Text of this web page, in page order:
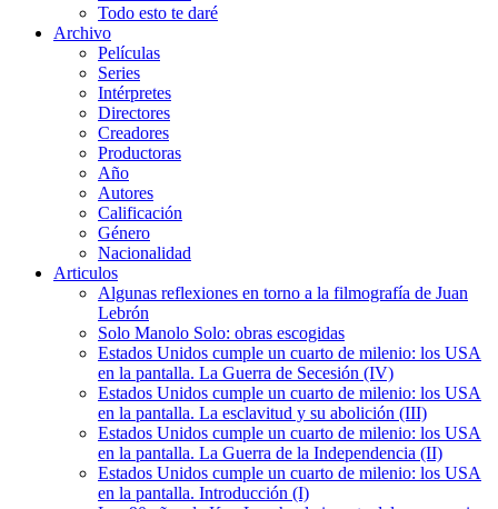
Todo esto te daré
Archivo
Películas
Series
Intérpretes
Directores
Creadores
Productoras
Año
Autores
Calificación
Género
Nacionalidad
Articulos
Algunas reflexiones en torno a la filmografía de Juan
Lebrón
Solo Manolo Solo: obras escogidas
Estados Unidos cumple un cuarto de milenio: los USA
en la pantalla. La Guerra de Secesión (IV)
Estados Unidos cumple un cuarto de milenio: los USA
en la pantalla. La esclavitud y su abolición (III)
Estados Unidos cumple un cuarto de milenio: los USA
en la pantalla. La Guerra de la Independencia (II)
Estados Unidos cumple un cuarto de milenio: los USA
en la pantalla. Introducción (I)